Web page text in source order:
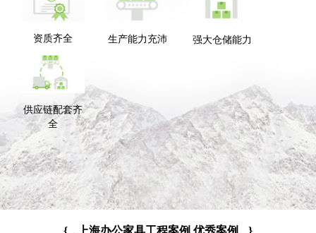
资质齐全 生产能力充沛 强大仓储能力
供应链配套齐
全